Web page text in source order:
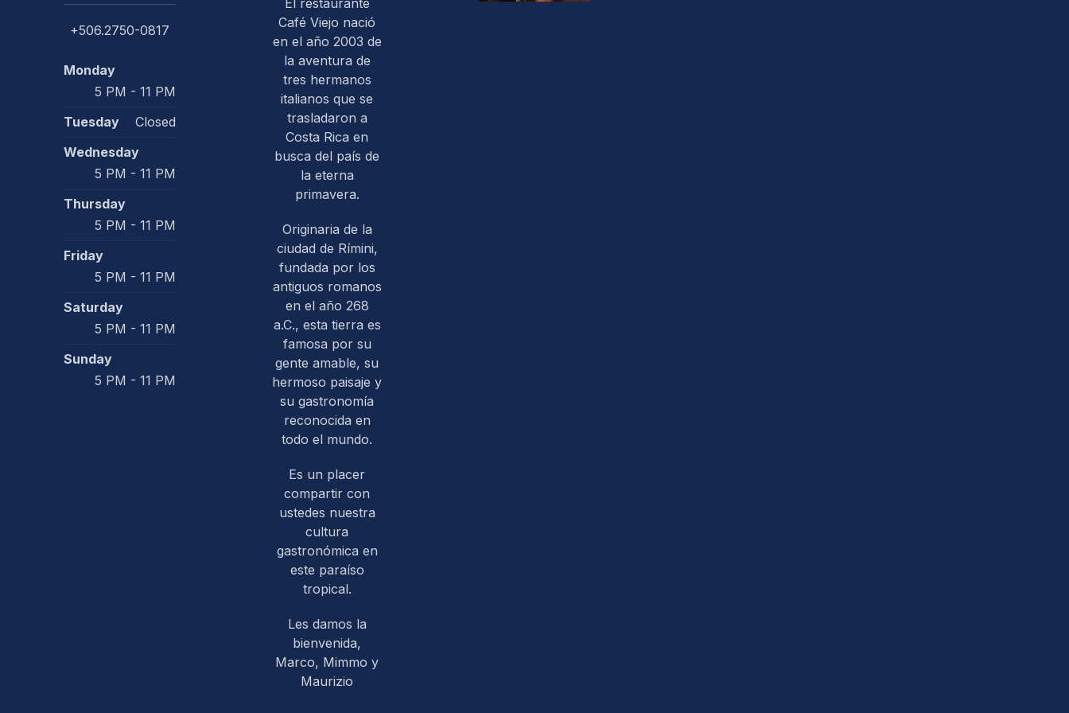
+506.2750-0817
Monday
5 PM - 11 PM
Tuesday
Closed
Wednesday
5 PM - 11 PM
Thursday
5 PM - 11 PM
Friday
5 PM - 11 PM
Saturday
5 PM - 11 PM
Sunday
5 PM - 11 PM
El restaurante
Café Viejo nació
en el año 2003 de
la aventura de
tres hermanos
italianos que se
trasladaron a
Costa Rica en
busca del país de
la eterna
primavera.
Originaria de la
ciudad de Rímini,
fundada por los
antiguos romanos
en el año 268
a.C., esta tierra es
famosa por su
gente amable, su
hermoso paisaje y
su gastronomía
reconocida en
todo el mundo.
Es un placer
compartir con
ustedes nuestra
cultura
gastronómica en
este paraíso
tropical.
Les damos la
bienvenida,
Marco, Mimmo y
Maurizio
PREVIOUS